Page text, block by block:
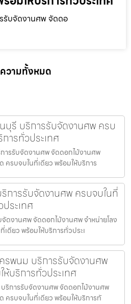
รับจัดงานศพ จัดดอ
วามทั้งหมด
บุรี บริการรับจัดงานศพ ครบ
ารทั่วประเทศ
ารรับจัดงานศพ จัดดอกไม้งานศพ
ครบจบในที่เดียว พร้อมให้บริการ
การรับจัดงานศพ ครบจบในที่
ระเทศ
ดงานศพ จัดดอกไม้งานศพ จำหน่ายโลง
ดียว พร้อมให้บริการทั่วประเ
รพนม บริการรับจัดงานศพ
บริการทั่วประเทศ
ริการรับจัดงานศพ จัดดอกไม้งานศพ
ครบจบในที่เดียว พร้อมให้บริการทั